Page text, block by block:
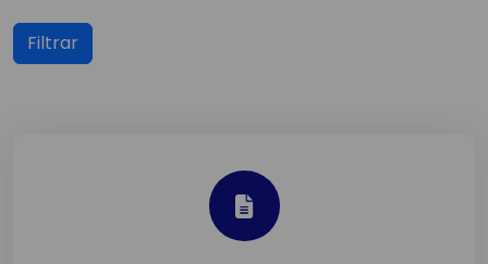
Filtrar